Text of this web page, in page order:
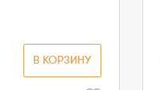
В КОРЗИНУ